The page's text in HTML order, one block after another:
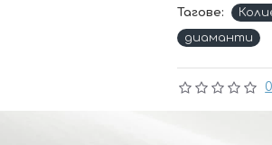
Тагове:
диаманти